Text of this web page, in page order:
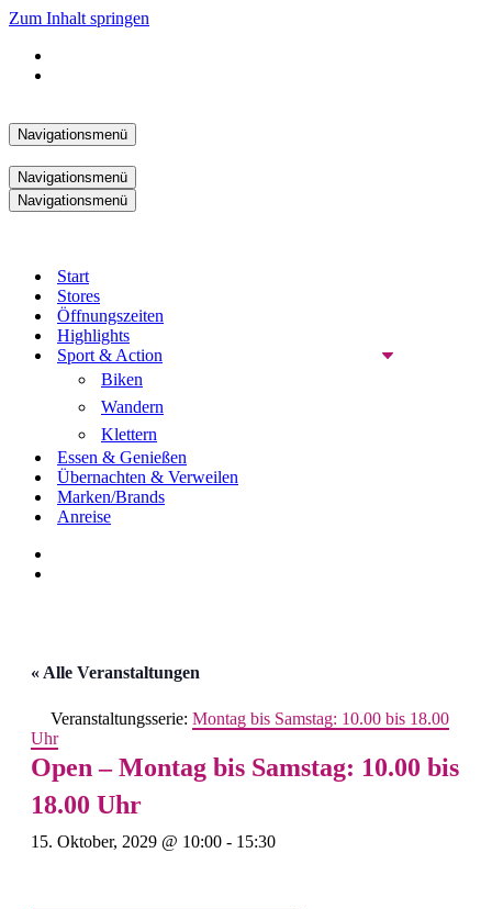
Zum Inhalt springen
Navigationsmenü
Navigationsmenü
Navigationsmenü
Start
Stores
Öffnungszeiten
Highlights
Sport & Action
Biken
Wandern
Klettern
Essen & Genießen
Übernachten & Verweilen
Marken/Brands
Anreise
« Alle Veranstaltungen
Veranstaltungsserie: Montag bis Samstag: 10.00 bis 18.00
Uhr
Open – Montag bis Samstag: 10.00 bis
18.00 Uhr
15. Oktober, 2029 @ 10:00 - 15:30